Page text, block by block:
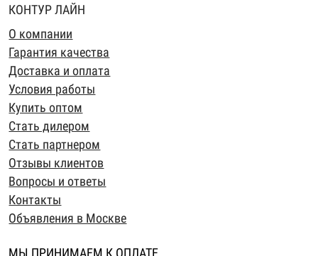
КОНТУР ЛАЙН
О компании
Гарантия качества
Доставка и оплата
Условия работы
Купить оптом
Стать дилером
Стать партнером
Отзывы клиентов
Вопросы и ответы
Контакты
Объявления в Москве
МЫ ПРИНИМАЕМ К ОПЛАТЕ